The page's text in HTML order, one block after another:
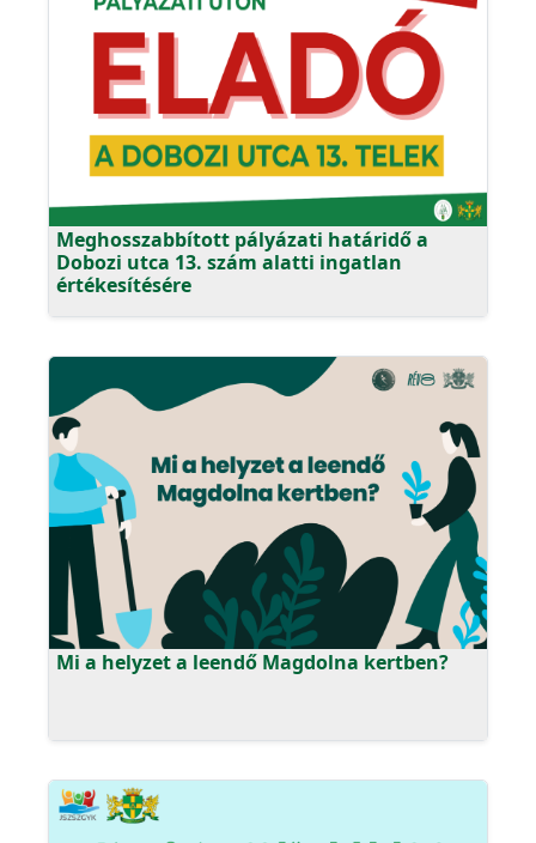
Meghosszabbított pályázati határidő a
Dobozi utca 13. szám alatti ingatlan
értékesítésére
Mi a helyzet a leendő Magdolna kertben?